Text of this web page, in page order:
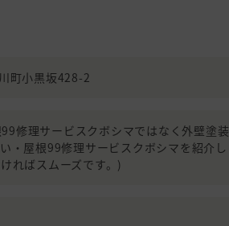
町小黒坂428-2
修理サービスクボシマではなく外壁塗装
・屋根99修理サービスクボシマを紹介し
ればスムーズです。)